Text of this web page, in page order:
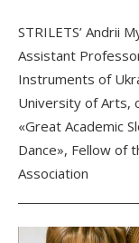
STRILETS’ Andrii
Assistant
Instruments of
University of Arts,
«Great Academic
Dance», Fellow of
Association